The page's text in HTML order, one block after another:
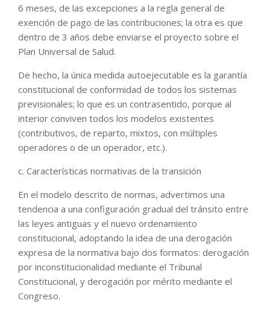
6 meses, de las excepciones a la regla general de
exención de pago de las contribuciones; la otra es que
dentro de 3 años debe enviarse el proyecto sobre el
Plan Universal de Salud.
De hecho, la única medida autoejecutable es la garantía
constitucional de conformidad de todos los sistemas
previsionales; lo que es un contrasentido, porque al
interior conviven todos los modelos existentes
(contributivos, de reparto, mixtos, con múltiples
operadores o de un operador, etc.).
c. Características normativas de la transición
En el modelo descrito de normas, advertimos una
tendencia a una configuración gradual del tránsito entre
las leyes antiguas y el nuevo ordenamiento
constitucional, adoptando la idea de una derogación
expresa de la normativa bajo dos formatos: derogación
por inconstitucionalidad mediante el Tribunal
Constitucional, y derogación por mérito mediante el
Congreso.